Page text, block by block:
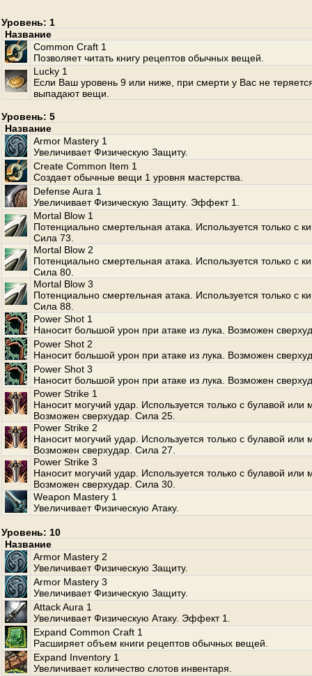
Уровень: 1
Название
Common Craft 1
Позволяет читать книгу рецептов обычных вещей.
Lucky 1
Если Ваш уровень 9 или ниже, при смерти у Вас не
выпадают вещи.
Уровень: 5
Название
Armor Mastery 1
Увеличивает Физическую Защиту.
Create Common Item 1
Создает обычные вещи 1 уровня мастерства.
Defense Aura 1
Увеличивает Физическую Защиту. Эффект 1.
Mortal Blow 1
Потенциально смертельная атака. Используется только с
Сила 73.
Mortal Blow 2
Потенциально смертельная атака. Используется только с
Сила 80.
Mortal Blow 3
Потенциально смертельная атака. Используется только с
Сила 88.
Power Shot 1
Наносит большой урон при атаке из лука. Возможен
Power Shot 2
Наносит большой урон при атаке из лука. Возможен
Power Shot 3
Наносит большой урон при атаке из лука. Возможен
Power Strike 1
Наносит могучий удар. Используется только с булавой или
Возможен сверхудар. Сила 25.
Power Strike 2
Наносит могучий удар. Используется только с булавой или
Возможен сверхудар. Сила 27.
Power Strike 3
Наносит могучий удар. Используется только с булавой или
Возможен сверхудар. Сила 30.
Weapon Mastery 1
Увеличивает Физическую Атаку.
Уровень: 10
Название
Armor Mastery 2
Увеличивает Физическую Защиту.
Armor Mastery 3
Увеличивает Физическую Защиту.
Attack Aura 1
Увеличивает Физическую Атаку. Эффект 1.
Expand Common Craft 1
Расширяет объем книги рецептов обычных вещей.
Expand Inventory 1
Увеличивает количество слотов инвентаря.